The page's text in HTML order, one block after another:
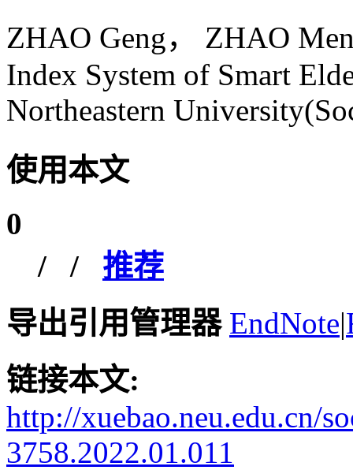
ZHAO Geng， ZHAO
Index System of Smart
Northeastern
使用本文
0
/ / 推荐
导出引用管理器 EndNote|
链接本文:
http://xuebao.neu.edu.cn/
3758.2022.01.011